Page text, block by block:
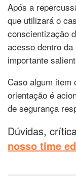
Após a
que utilizará o
conscientização
acesso dentro
importante
Caso algum item
orientação é
de segurança
Dúvidas,
nosso time